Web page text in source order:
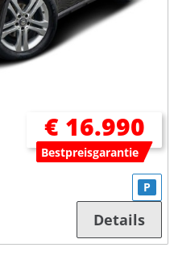
€ 16.990
Bestpreisgarantie
P
Details